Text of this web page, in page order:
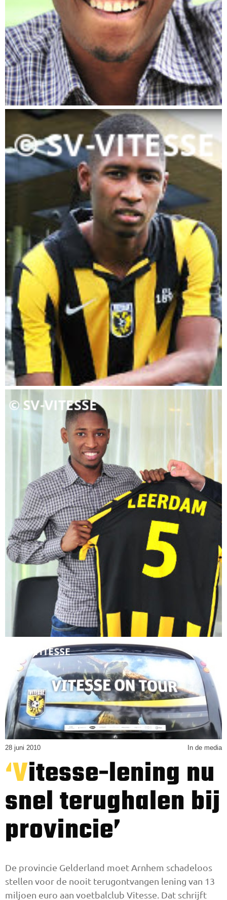
28 juni 2010 In de media
‘Vitesse-lening nu
snel terughalen bij
provincie’
De provincie Gelderland moet Arnhem schadeloos
stellen voor de nooit terugontvangen lening van 13
miljoen euro aan voetbalclub Vitesse. Dat schrijft